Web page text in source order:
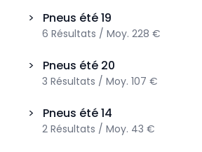
> Pneus été19
6 Résultats / Moy. 228 €
> Pneus été 20
3 Résultats / Moy. 107 €
> Pneus été14
2 Résultats / Moy. 43 €